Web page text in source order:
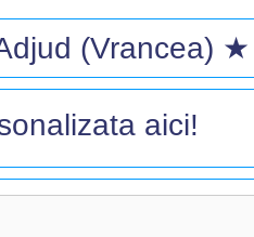
(Vrancea) ★
aici!